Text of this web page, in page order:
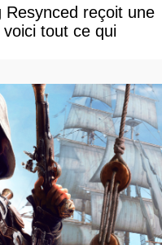
Resynced reçoit une
tout ce qui